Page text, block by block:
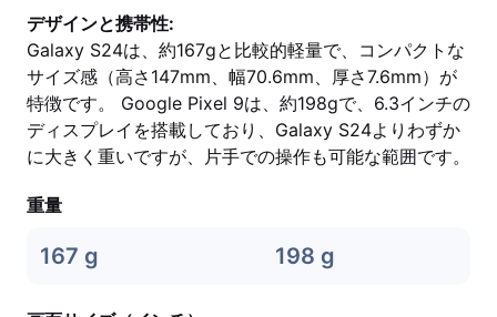
デザインと携帯性:
Galaxy S24は、約167gと比較的軽量で、コンパクトな
サイズ感（高さ147mm、幅70.6mm、厚さ7.6mm）が
特徴です。 Google Pixel 9は、約198gで、6.3インチの
ディスプレイを搭載しており、Galaxy S24よりわずか
に大きく重いですが、片手での操作も可能な範囲です。
重量
167 g 198 g